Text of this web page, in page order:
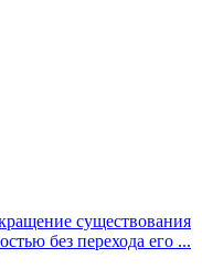
существования
без перехода его ...